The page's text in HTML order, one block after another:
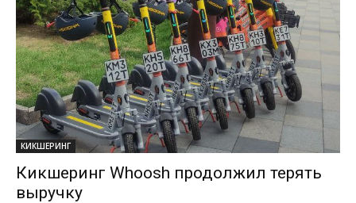
КИКШЕРИНГ
Кикшеринг Whoosh продолжил терять
выручку